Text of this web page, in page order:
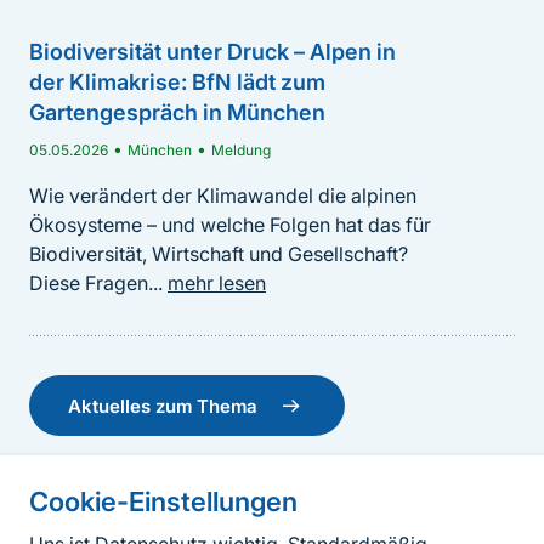
Cookie-Einstellungen
Biodiversität unter Druck – Alpen in
der Klimakrise: BfN lädt zum
Gartengespräch in München
05.05.2026 • München • Meldung
Wie verändert der Klimawandel die alpinen
Ökosysteme – und welche Folgen hat das für
Biodiversität, Wirtschaft und Gesellschaft?
Diese Fragen... mehr lesen
Aktuelles zum Thema
dem Jahr 2024 wird in dem Projekt BeFisch ein
lesen
BfN-Schriften 694 - Biodiversität und Klima –
Dokumentation der 19. Tagung
Informationen zur Seite